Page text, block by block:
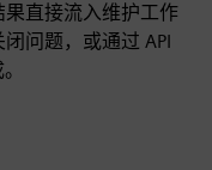
直接流入维护工作
问题，或通过 API